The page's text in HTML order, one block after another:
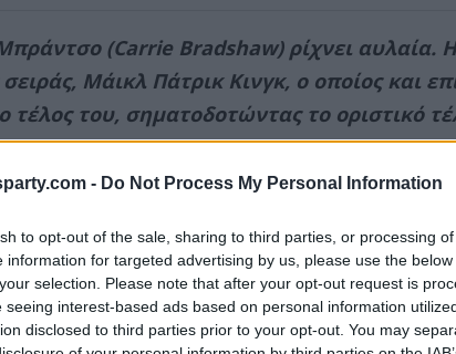
- Do Not Process My Personal Information
to opt-out of the sale, sharing to third parties, or processing
information for targeted advertising by us, please use the
selection. Please note that after your opt-out request is
seeing interest-based ads based on personal information
disclosed to third parties prior to your opt-out. You may
(Carrie Bradshaw) ρίχνει αυλαία.
Μάικλ Πάτρικ Κινγκ, ο οποίος και
τέλος του, σηματοδοτώντας το οριστικό
ΔΙΑΦΗΜΙΣΗ